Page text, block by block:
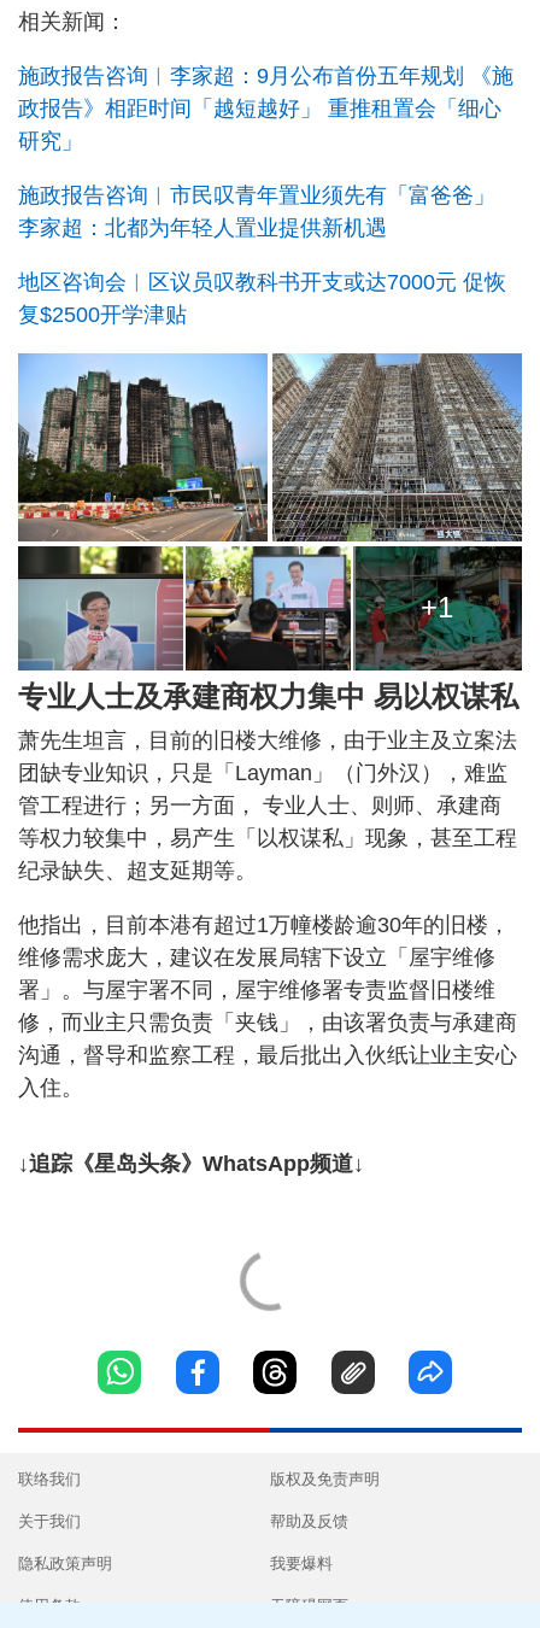
相关新闻：
施政报告咨询︱李家超：9月公布首份五年规划 《施
政报告》相距时间「越短越好」 重推租置会「细心
研究」
施政报告咨询︱市民叹青年置业须先有「富爸爸」
李家超：北都为年轻人置业提供新机遇
地区咨询会︱区议员叹教科书开支或达7000元 促恢
复$2500开学津贴
+1
专业人士及承建商权力集中 易以权谋私
萧先生坦言，目前的旧楼大维修，由于业主及立案法
团缺专业知识，只是「Layman」（门外汉），难监
管工程进行；另一方面， 专业人士、则师、承建商
等权力较集中，易产生「以权谋私」现象，甚至工程
纪录缺失、超支延期等。
他指出，目前本港有超过1万幢楼龄逾30年的旧楼，
维修需求庞大，建议在发展局辖下设立「屋宇维修
署」。与屋宇署不同，屋宇维修署专责监督旧楼维
修，而业主只需负责「夹钱」，由该署负责与承建商
沟通，督导和监察工程，最后批出入伙纸让业主安心
入住。
↓追踪《星岛头条》WhatsApp频道↓
联络我们
关于我们
隐私政策声明
使用条款
版权及免责声明
帮助及反馈
我要爆料
无障碍网页